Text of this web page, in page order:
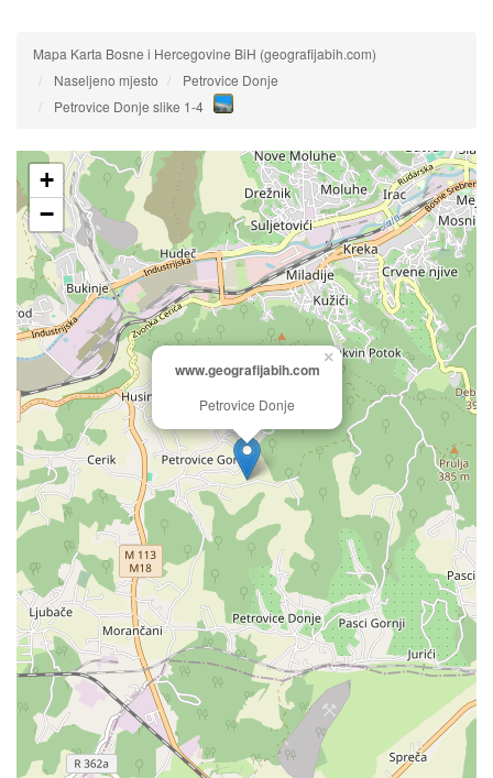
Mapa Karta Bosne i Hercegovine BiH (geografijabih.com)
Naseljeno mjesto
Petrovice Donje
Petrovice Donje slike 1-4
www.geografijabih.com
Petrovice Donje
×
+
−